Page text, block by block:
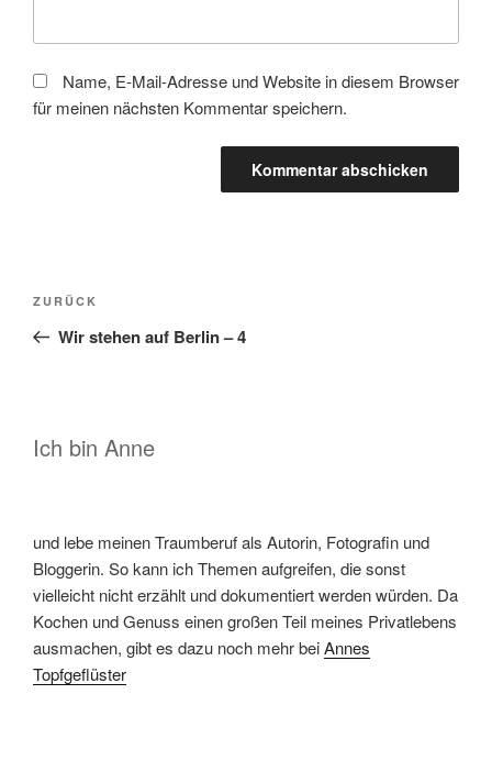
Name, E-Mail-Adresse und Website in diesem Browser
für meinen nächsten Kommentar speichern.
Beitragsnavigation
Vorheriger
Beitrag
ZURÜCK
Wir stehen auf Berlin – 4
Ich bin Anne
und lebe meinen Traumberuf als Autorin, Fotografin und
Bloggerin. So kann ich Themen aufgreifen, die sonst
vielleicht nicht erzählt und dokumentiert werden würden. Da
Kochen und Genuss einen großen Teil meines Privatlebens
ausmachen, gibt es dazu noch mehr beiAnnes
Topfgeflüster